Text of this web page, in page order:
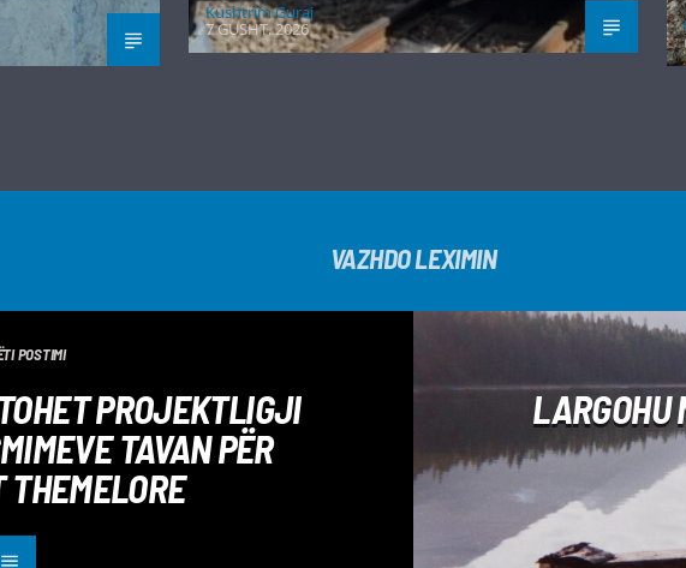
Kushtrim Guraj
7 GUSHT, 2026
VAZHDO LEXIMIN
POSTIMI
PROJEKTLIGJI
TAVAN PËR
THEMELORE
LARGOHU